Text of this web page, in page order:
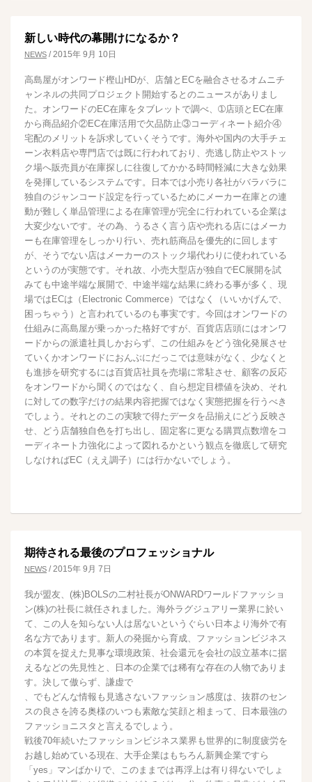
新しい時代の幕開けになるか？
NEWS / 2015年 9月 10日
高島屋がオンワード樫山HDが、店舗とECを融合させるオムニチ
ャンネルの共同プロジェクト開始するとのニュースがありまし
た。オンワードのEC在庫をタブレットで調べ、➀店頭とEC在庫
から商品紹介②EC在庫活用で欠品防止③コーディネート紹介④
宅配のメリットを訴求していくそうです。海外や国内の大手チェ
ーン衣料店や専門店では既に行われており、売逃し防止やストッ
ク場へ販売員が在庫探しに往復してかかる時間軽減に大きな効果
を発揮しているシステムです。日本では小売り各社がバラバラに
独自のジャンコード設定を行っているためにメーカー在庫との連
動が難しく単品管理による在庫管理が完全に行われている企業は
大変少ないです。その為、うるさく言う店や売れる店にはメーカ
ーも在庫管理をしっかり行い、売れ筋商品を優先的に回します
が、そうでない店はメーカーのストック場代わりに使われている
というのが実態です。それ故、小売大型店が独自でEC展開を試
みても中途半端な展開で、中途半端な結果に終わる事が多く、現
場ではECは（Electronic Commerce）ではなく（いいかげんで、
困っちゃう）と言われているのも事実です。今回はオンワードの
仕組みに高島屋が乗っかった格好ですが、百貨店店頭にはオンワ
ードからの派遣社員しかおらず、この仕組みをどう強化発展させ
ていくかオンワードにおんぶにだっこでは意味がなく、少なくと
も進捗を研究するには百貨店社員を売場に常駐させ、顧客の反応
をオンワードから聞くのではなく、自ら想定目標値を決め、それ
に対しての数字だけの結果内容把握ではなく実態把握を行うべき
でしょう。それとのこの実験で得たデータを品揃えにどう反映さ
せ、どう店舗独自色を打ち出し、固定客に更なる購買点数増をコ
ーディネート力強化によって図れるかという観点を徹底して研究
しなければEC（ええ調子）には行かないでしょう。
期待される最後のプロフェッショナル
NEWS / 2015年 9月 7日
我が盟友、(株)BOLSの二村社長がONWARDワールドファッショ
ン(株)の社長に就任されました。海外ラグジュアリー業界に於い
て、この人を知らない人は居ないというぐらい日本より海外で有
名な方であります。新人の発掘から育成、ファッションビジネス
の本質を捉えた見事な環境政策、社会還元を会社の設立基本に据
えるなどの先見性と、日本の企業では稀有な存在の人物でありま
す。決して傲らず、謙虚で
、でもどんな情報も見逃さないファッション感度は、抜群のセン
スの良さを誇る奥様のいつも素敵な笑顔と相まって、日本最強の
ファッショニスタと言えるでしょう。
戦後70年続いたファッションビジネス業界も世界的に制度疲労を
お越し始めている現在、大手企業はもちろん新興企業ですら
「yes」マンばかりで、このままでは再浮上は有り得ないでしょ